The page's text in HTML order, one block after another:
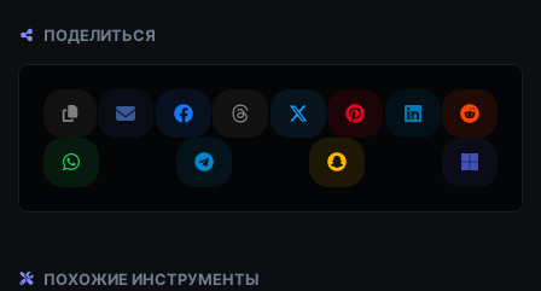
ПОДЕЛИТЬСЯ
ПОХОЖИЕ ИНСТРУМЕНТЫ